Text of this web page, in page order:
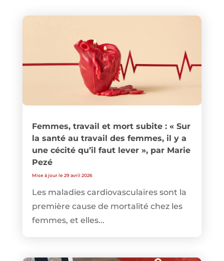
Femmes, travail et mort subite : « Sur
la santé au travail des femmes, il y a
une cécité qu’il faut lever », par Marie
Pezé
Mise à jour le 29 avril 2026
Les maladies cardiovasculaires sont la
première cause de mortalité chez les
femmes, et elles...